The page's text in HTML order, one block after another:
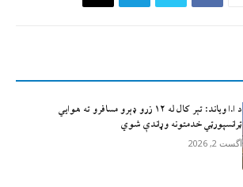
د ا.ا وياند: تېر کال له ۱۲ زرو ډېرو مسافرو ته هوايي
ټرانسپورټي خدمتونه وړاندې شوي
آگست 2, 2026